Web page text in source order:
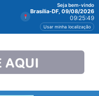
Seja bem-vindo
Brasília-DF, 09/08/2026
09:25:49
Usar minha localização